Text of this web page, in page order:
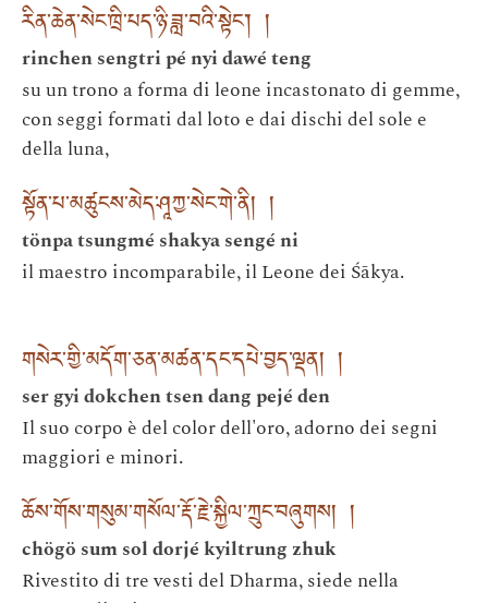
རིན་ཆེན་སེང་ཁྲི་པད་ཉི་ཟླ་བའི་སྟེང་། །
rinchen sengtri pé nyi dawé teng
su un trono a forma di leone incastonato di gemme,
con seggi formati dal loto e dai dischi del sole e
della luna,
སྟོན་པ་མཚུངས་མེད་ཤཱཀྱ་སེང་གེ་ནི། །
tönpa tsungmé shakya sengé ni
il maestro incomparabile, il Leone dei Śākya.
གསེར་གྱི་མདོག་ཅན་མཚན་དང་དཔེ་བྱད་ལྡན། །
ser gyi dokchen tsen dang pejé den
Il suo corpo è del color dell'oro, adorno dei segni
maggiori e minori.
ཆོས་གོས་གསུམ་གསོལ་རྡོ་རྗེ་སྐྱིལ་ཀྲུང་བཞུགས། །
chögö sum sol dorjé kyiltrung zhuk
Rivestito di tre vesti del Dharma, siede nella